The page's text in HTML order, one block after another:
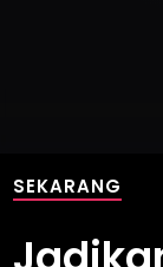
SEKARANG